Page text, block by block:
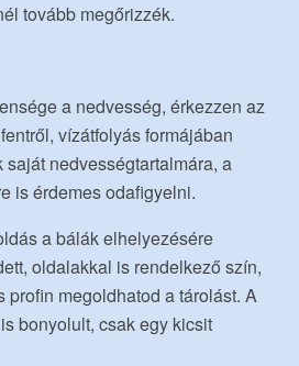
tovább megőrizzék.
a nedvesség, érkezzen az
vízátfolyás formájában
saját nedvességtartalmára, a
is érdemes odafigyelni.
a bálák elhelyezésére
oldalakkal is rendelkező szín,
profin megoldhatod a tárolást. A
bonyolult, csak egy kicsit